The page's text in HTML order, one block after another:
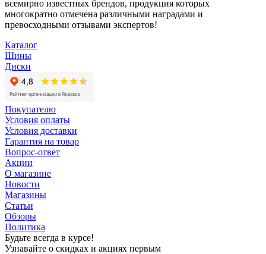
всемирно известных брендов, продукция которых
многократно отмечена различными наградами и
превосходными отзывами экспертов!
Каталог
Шины
Диски
Покупателю
Условия оплаты
Условия доставки
Гарантия на товар
Вопрос-ответ
Акции
О магазине
Новости
Магазины
Статьи
Обзоры
Политика
Будьте всегда в курсе!
Узнавайте о скидках и акциях первым